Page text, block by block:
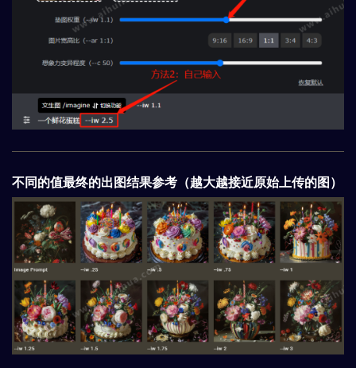
不同的值最终的出图结果参考（越大越接近原始上传的图）